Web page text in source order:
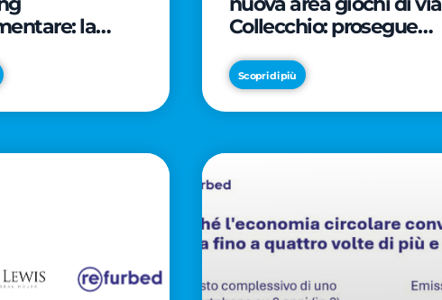
la
trasformare
asset
Collecchio: prosegue
SmartCityLife per gli
spazi pubblici del
Municipio 8
Scopri di più